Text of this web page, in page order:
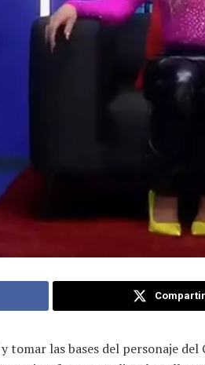
tomar las bases del personaje